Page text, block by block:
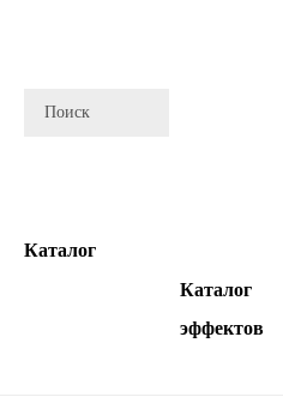
Каталог
Каталог
эффектов